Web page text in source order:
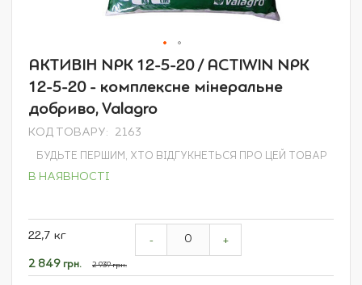
Перейти
початку
галереї
зображень
АКТИВІН NPK 12-5-20 / ACTIWIN NPK
12-5-20 - комплексне мінеральне
добриво, Valagro
КОД ТОВАРУ 2163
БУДЬТЕ ПЕРШИМ, ХТО ВІДГУКНЕТЬСЯ ПРО ЦЕЙ ТОВАР
В НАЯВНОСТІ
product
22,7 кг
Спеціальна
ціна
2 849 грн. 2 939 грн.
- +